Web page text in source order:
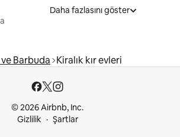
Daha fazlasını göster
Barbuda Kiralık kır evleri
© 2026 Airbnb, Inc.
Gizlilik
Şartlar